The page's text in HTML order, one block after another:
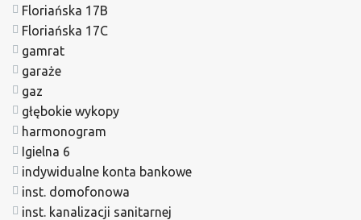
Floriańska 17B
Floriańska 17C
gamrat
garaże
gaz
głębokie wykopy
harmonogram
Igielna 6
indywidualne konta bankowe
inst. domofonowa
inst. kanalizacji sanitarnej